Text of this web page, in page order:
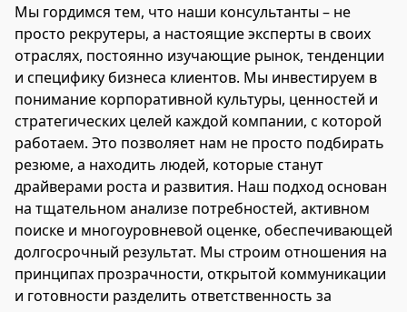
Мы гордимся тем, что наши консультанты – не
просто рекрутеры, а настоящие эксперты в своих
отраслях, постоянно изучающие рынок, тенденции
и специфику бизнеса клиентов. Мы инвестируем в
понимание корпоративной культуры, ценностей и
стратегических целей каждой компании, с которой
работаем. Это позволяет нам не просто подбирать
резюме, а находить людей, которые станут
драйверами роста и развития. Наш подход основан
на тщательном анализе потребностей, активном
поиске и многоуровневой оценке, обеспечивающей
долгосрочный результат. Мы строим отношения на
принципах прозрачности, открытой коммуникации
и готовности разделить ответственность за